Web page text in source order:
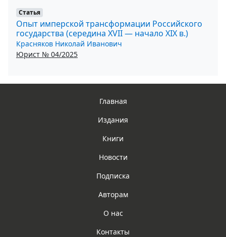
Статья
Опыт имперской трансформации Российского
государства (середина XVII — начало XIX в.)
Красняков Николай Иванович
Юрист № 04/2025
Главная
Издания
Книги
Новости
Подписка
Авторам
О нас
Контакты